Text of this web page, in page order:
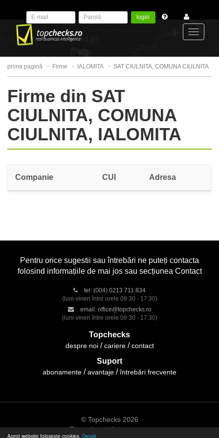
Acest website folosește cookies. Detalii
login
prima pagină Firme IALOMITA SAT CIULNITA, COMUNA CIULNITA
Firme din SAT
CIULNITA, COMUNA
CIULNITA, IALOMITA
Companie CUI Adresa
Pentru orice sugestii sau întrebări ne puteți contacta
folosind informațiile de mai jos sau secțiunea Contact
tel: (004) 0213 711 834
(luni-vineri între orele 09:30 - 17:30)
email: office@topchecks.ro
(luni-vineri între orele 09:30 - 17:30)
Topchecks
despre noi cariere contact
Suport
abonamente avantaje întrebări frecvente
© Topchecks 2026
Toate drepturile rezervate